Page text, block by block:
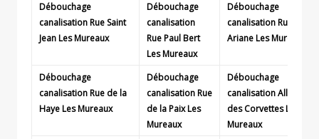
Débouchage
canalisation Rue Saint
Jean Les Mureaux
Débouchage
canalisation
Rue Paul Bert
Les Mureaux
Débouchage
canalisation Rue
Ariane Les Mureaux
Débouchage
canalisation Rue de la
Haye Les Mureaux
Débouchage
canalisation Rue
de la Paix Les
Mureaux
Débouchage
canalisation Allée
des Corvettes Les
Mureaux